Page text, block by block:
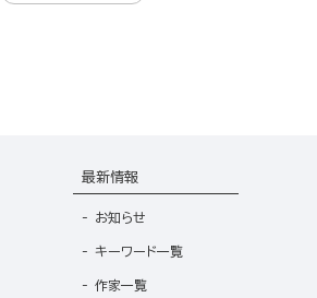
最新情報
お知らせ
キーワード一覧
作家一覧